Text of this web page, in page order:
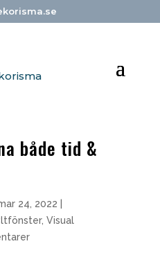
både tid &
24, 2022
, Visual